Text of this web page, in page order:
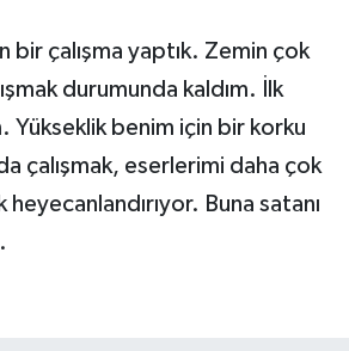
bir çalışma yaptık. Zemin çok
durumunda kaldım. İlk
Yükseklik benim için bir korku
çalışmak, eserlerimi daha çok
Buna satanı